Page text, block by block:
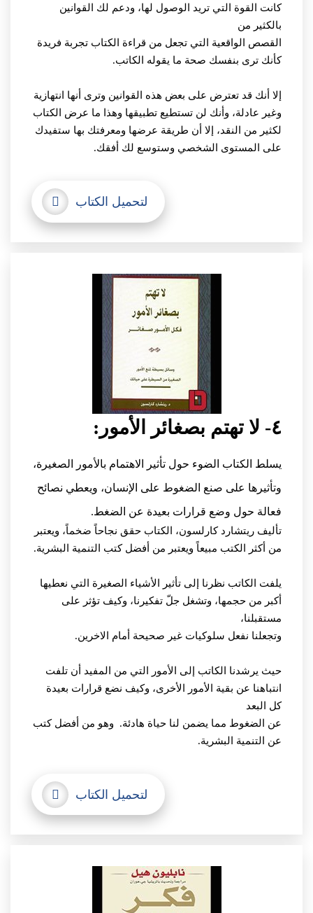
كانت القوة التي تريد الوصول لها، ودعم لك القوانين
بالكثير من
القصص الواقعية التي تجعل من قراءة الكتاب تجربة فريدة
كأنك ترى بنفسك صحة ما يقوله الكاتب.
إلا أنك قد تعترض على بعض هذه القوانين وترى أنها انتهازية
وغير عادلة، وأنك لن تستطيع تطبيقها وهذا ما عرض الكتاب
لكثير من النقد، إلا أن طريقة عرضها ومعرفتك بها ستفيدك
على المستوى الشخصي وستوسع لك أفقك.
لتحميل الكتاب
٤- لا تهتم بصغائر الأمور:
يسلط الكتاب الضوء حول تأثير الاهتمام بالأمور الصغيرة،
وتأثيرها على صنع الضغوط على الإنسان، ويعطي نصائح
فعالة حول وضع قرارات بعيدة عن الضغط.
تأليف ريتشارد كارلسون، الكتاب حقق نجاحاً ضخماً، ويعتبر
من أكثر الكتب مبيعاً ويعتبر من أفضل كتب التنمية البشرية.
يلفت الكاتب نظرنا إلى تأثير الأشياء الصغيرة التي نعطيها
أكبر من حجمها، وتشغل جلّ تفكيرنا، وكيف تؤثر على
مستقبلنا،
وتجعلنا نفعل سلوكيات غير صحيحة أمام الاخرين.
حيث يرشدنا الكاتب إلى الأمور التي من المفيد أن تلفت
انتباهنا عن بقية الأمور الأخرى، وكيف نضع قرارات بعيدة
كل البعد
عن الضغوط مما يضمن لنا حياة هادئة. وهو من أفضل كتب
عن التنمية البشرية.
لتحميل الكتاب